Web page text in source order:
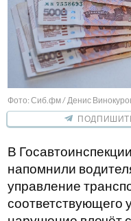
Фото: Сиб.фм / Денис
В
напомнили
управление
соответствующего